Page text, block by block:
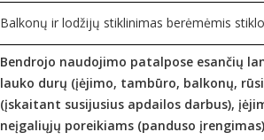
Balkonų ir lodžijų stiklinimas berėmėmis
Bendrojo naudojimo patalpose esančių
lauko durų (įėjimo, tambūro, balkonų,
(įskaitant susijusius apdailos darbus),
neįgaliųjų poreikiams (panduso įrengimas)